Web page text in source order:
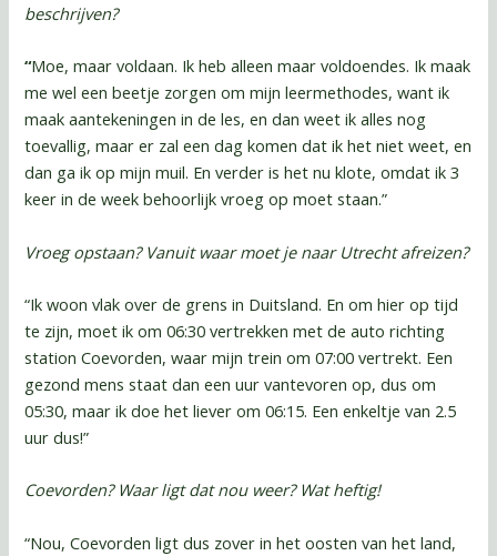
beschrijven?
“Moe, maar voldaan. Ik heb alleen maar voldoendes. Ik maak
me wel een beetje zorgen om mijn leermethodes, want ik
maak aantekeningen in de les, en dan weet ik alles nog
toevallig, maar er zal een dag komen dat ik het niet weet, en
dan ga ik op mijn muil. En verder is het nu klote, omdat ik 3
keer in de week behoorlijk vroeg op moet staan.”
Vroeg opstaan? Vanuit waar moet je naar Utrecht afreizen?
“Ik woon vlak over de grens in Duitsland. En om hier op tijd
te zijn, moet ik om 06:30 vertrekken met de auto richting
station Coevorden, waar mijn trein om 07:00 vertrekt. Een
gezond mens staat dan een uur vantevoren op, dus om
05:30, maar ik doe het liever om 06:15. Een enkeltje van 2.5
uur dus!”
Coevorden? Waar ligt dat nou weer? Wat heftig!
“Nou, Coevorden ligt dus zover in het oosten van het land,